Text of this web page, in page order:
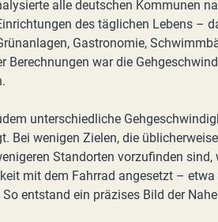
alle deutschen Kommunen
des täglichen Lebens –
Gastronomie,
Berechnungen war die
unterschiedliche
Bei wenigen Zielen, die
Standorten vorzufinden
mit dem Fahrrad angesetzt –
entstand ein präzises Bild der